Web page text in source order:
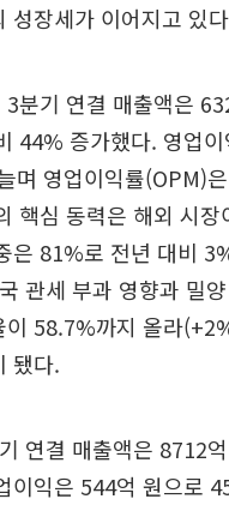
성장세가 이어지고 있
3분기 연결 매출액은
44% 증가했다. 영업
며 영업이익률(OPM)
핵심 동력은 해외 시장
은 81%로 전년 대비
관세 부과 영향과 밀
이 58.7%까지 올라
됐다.
연결 매출액은 8712
이익은 544억 원으로